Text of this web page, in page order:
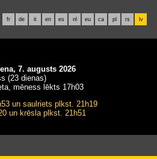
fr de it en es nl eu ca pl rs lv
7. augusts 2026
(23 dienas)
mēness lēkts 17h03
un saulriets plkst. 21h19
un krēsla plkst. 21h51